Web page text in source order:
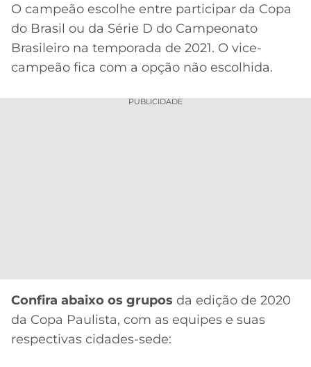
O campeão escolhe entre participar da Copa
do Brasil ou da Série D do Campeonato
Brasileiro na temporada de 2021. O vice-
campeão fica com a opção não escolhida.
PUBLICIDADE
Confira abaixo os grupos da edição de 2020
da Copa Paulista, com as equipes e suas
respectivas cidades-sede: